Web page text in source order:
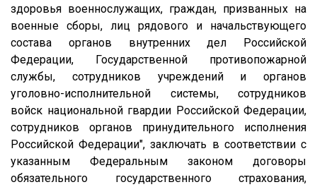
здоровья военнослужащих, граждан, призванных на
военные сборы, лиц рядового и начальствующего
состава органов внутренних дел Российской
Федерации, Государственной противопожарной
службы, сотрудников учреждений и органов
уголовно-исполнительной системы, сотрудников
войск национальной гвардии Российской Федерации,
сотрудников органов принудительного исполнения
Российской Федерации", заключать в соответствии с
указанным Федеральным законом договоры
обязательного государственного страхования,